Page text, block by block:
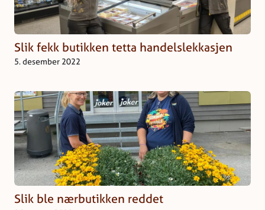
Slik fekk butikken tetta handelslekkasjen
5. desember 2022
Slik ble nærbutikken reddet